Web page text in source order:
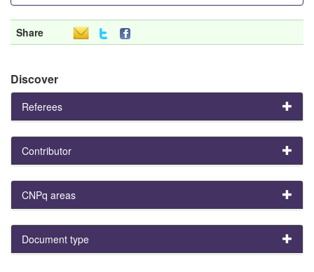
Share
Discover
Referees
Contributor
CNPq areas
Document type